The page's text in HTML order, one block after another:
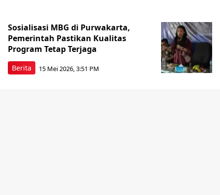
Berita
Sosialisasi MBG di Purwakarta,
Pemerintah Pastikan Kualitas
Program Tetap Terjaga
15 Mei 2026, 3:51 PM